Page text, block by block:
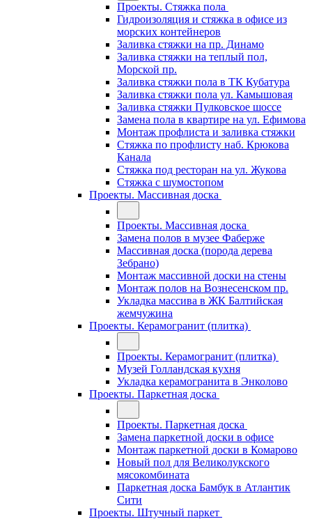
Проекты. Стяжка пола
Гидроизоляция и стяжка в офисе из
морских контейнеров
Заливка стяжки на пр. Динамо
Заливка стяжки на теплый пол,
Морской пр.
Заливка стяжки пола в ТК Кубатура
Заливка стяжки пола ул. Камышовая
Заливка стяжки Пулковское шоссе
Замена пола в квартире на ул. Ефимова
Монтаж профлиста и заливка стяжки
Стяжка по профлисту наб. Крюкова
Канала
Стяжка под ресторан на ул. Жукова
Стяжка с шумостопом
Проекты. Массивная доска
Проекты. Массивная доска
Замена полов в музее Фаберже
Массивная доска (порода дерева
Зебрано)
Монтаж массивной доски на стены
Монтаж полов на Вознесенском пр.
Укладка массива в ЖК Балтийская
жемчужина
Проекты. Керамогранит (плитка)
Проекты. Керамогранит (плитка)
Музей Голландская кухня
Укладка керамогранита в Энколово
Проекты. Паркетная доска
Проекты. Паркетная доска
Замена паркетной доски в офисе
Монтаж паркетной доски в Комарово
Новый пол для Великолукского
мясокомбината
Паркетная доска Бамбук в Атлантик
Сити
Проекты. Штучный паркет